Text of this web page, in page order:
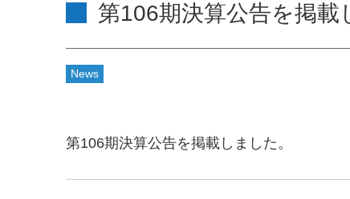
第106期決算公告を掲載
News
第106期決算公告を掲載しました。